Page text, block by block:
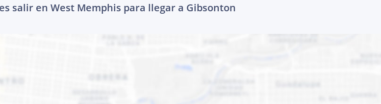
salir en West Memphis para llegar a Gibsonton